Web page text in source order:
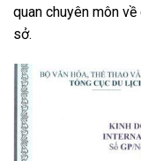
quan chuyên môn
sở.